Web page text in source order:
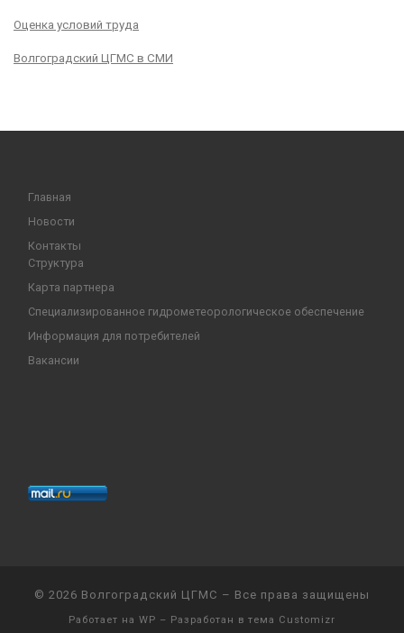
Оценка условий труда
Волгоградский ЦГМС в СМИ
Главная
Новости
Контакты
Структура
Карта партнера
Специализированное гидрометеорологическое обеспечение
Информация для потребителей
Вакансии
© 2026 Волгоградский ЦГМС – Все права защищены
Работает на WP – Разработан в тема Customizr